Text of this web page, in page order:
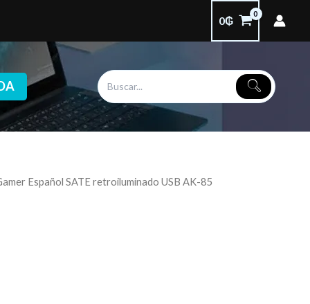
0₲
Español SATE retroiluminado USB AK-85